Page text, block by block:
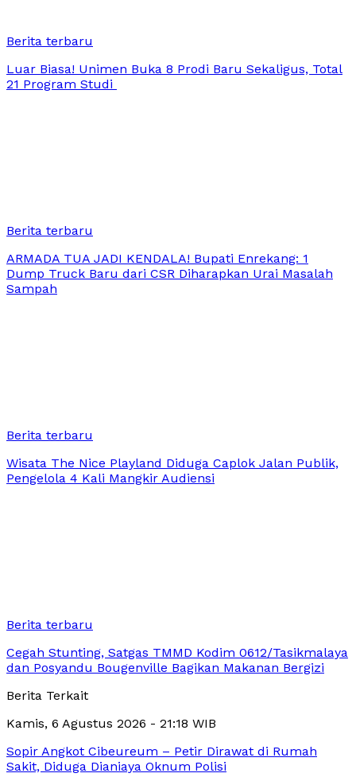
Berita terbaru
Luar Biasa! Unimen Buka 8 Prodi Baru Sekaligus, Total
21 Program Studi
Berita terbaru
ARMADA TUA JADI KENDALA! Bupati Enrekang: 1
Dump Truck Baru dari CSR Diharapkan Urai Masalah
Sampah
Berita terbaru
Wisata The Nice Playland Diduga Caplok Jalan Publik,
Pengelola 4 Kali Mangkir Audiensi
Berita terbaru
Cegah Stunting, Satgas TMMD Kodim 0612/Tasikmalaya
dan Posyandu Bougenville Bagikan Makanan Bergizi
Berita Terkait
Kamis, 6 Agustus 2026 - 21:18 WIB
Sopir Angkot Cibeureum – Petir Dirawat di Rumah
Sakit, Diduga Dianiaya Oknum Polisi